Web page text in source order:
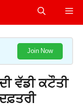
Join Now
ਵੱਡੀ ਕਟੌਤੀ